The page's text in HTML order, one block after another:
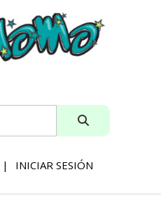
INICIAR SESIÓN